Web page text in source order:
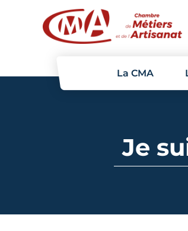
La CMA
Je
Panneau de gestion des cookies